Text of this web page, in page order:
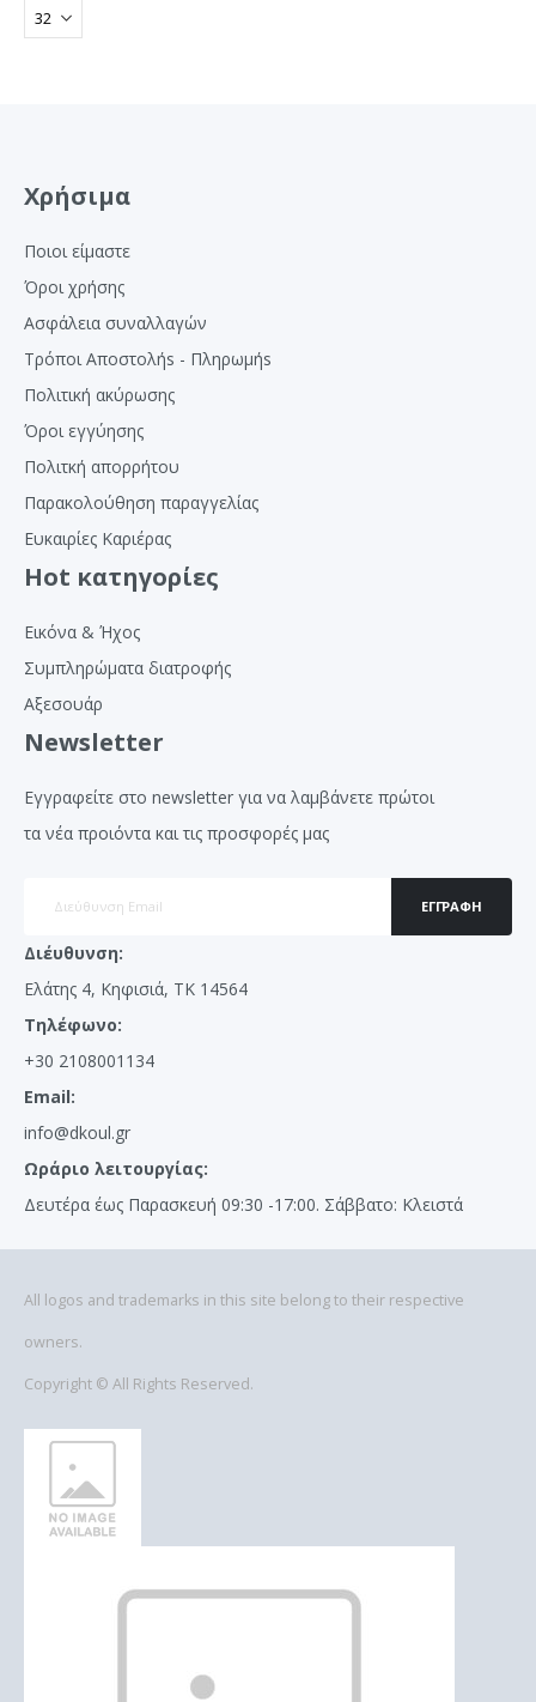
Χρήσιμα
Ποιοι είμαστε
Όροι χρήσης
Ασφάλεια συναλλαγών
Τρόποι Αποστολήs - Πληρωμήs
Πολιτική ακύρωσης
Όροι εγγύησης
Πολιτκή απορρήτου
Παρακολούθηση παραγγελίας
Ευκαιρίες Καριέρας
Hot κατηγορίες
Εικόνα & Ήχος
Συμπληρώματα διατροφής
Αξεσουάρ
Newsletter
Εγγραφείτε στο newsletter για να λαμβάνετε πρώτοι
τα νέα προιόντα και τις προσφορές μας
ΕΓΓΡΑΦΉ
Διέυθυνση:
Ελάτης 4, Κηφισιά, ΤΚ 14564
Τηλέφωνο:
+30 2108001134
Email:
info@dkoul.gr
Ωράριο λειτουργίας:
Δευτέρα έως Παρασκευή 09:30 -17:00. Σάββατο: Κλειστά
All logos and trademarks in this site belong to their respective
owners.
Copyright © All Rights Reserved.